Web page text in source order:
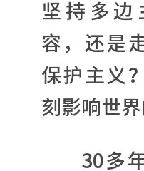
坚持多边
容，还是
保护主义
刻影响世界
30多